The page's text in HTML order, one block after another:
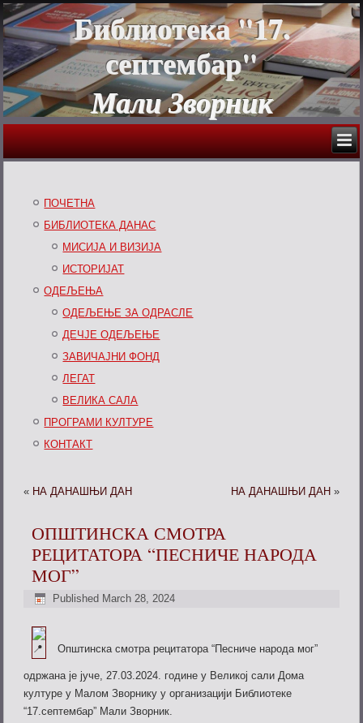
Библиотека "17.
септембар"
Мали Зворник
ПОЧЕТНА
БИБЛИОТЕКА ДАНАС
МИСИЈА И ВИЗИЈА
ИСТОРИЈАТ
ОДЕЉЕЊА
ОДЕЉЕЊЕ ЗА ОДРАСЛЕ
ДЕЧЈЕ ОДЕЉЕЊЕ
ЗАВИЧАЈНИ ФОНД
ЛЕГАТ
ВЕЛИКА САЛА
ПРОГРАМИ КУЛТУРЕ
КОНТАКТ
« НА ДАНАШЊИ ДАН НА ДАНАШЊИ ДАН »
ОПШТИНСКА СМОТРА
РЕЦИТАТОРА “ПЕСНИЧЕ НАРОДА
МОГ”
Published March 28, 2024
Општинска смотра рецитатора “Песниче народа мог”
одржана је јуче, 27.03.2024. године у Великој сали Дома
културе у Малом Зворнику у организацији Библиотеке
“17.септембар” Мали Зворник.